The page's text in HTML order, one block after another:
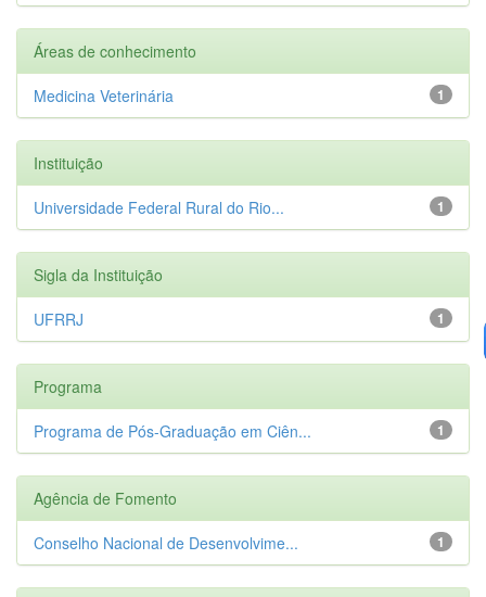
Áreas de conhecimento
1
Medicina Veterinária
Instituição
1
Universidade Federal Rural do Rio...
Sigla da Instituição
1
UFRRJ
Programa
1
Programa de Pós-Graduação em Ciên...
Agência de Fomento
1
Conselho Nacional de Desenvolvime...